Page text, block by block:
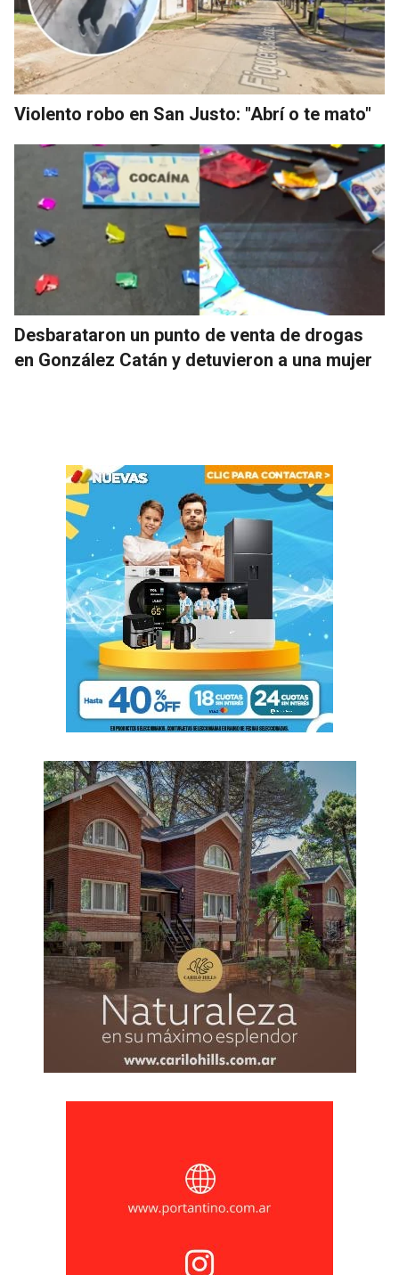
Violento robo en San Justo: "Abrí o te mato"
Desbarataron un punto de venta de drogas
en González Catán y detuvieron a una mujer